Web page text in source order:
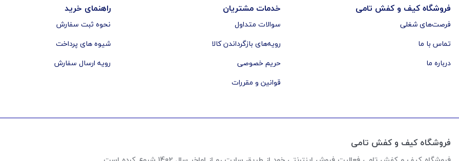
فروشگاه کیف و کفش تامی
فرصت‌های شغلی
تماس با ما
درباره ما
خدمات مشتریان
سوالات متداول
رویه‌های بازگرداندن کالا
حریم خصوصی
قوانین و مقررات
راهنمای خرید
نحوه ثبت سفارش
شیوه های پرداخت
رویه ارسال سفارش
فروشگاه کیف و کفش تامی